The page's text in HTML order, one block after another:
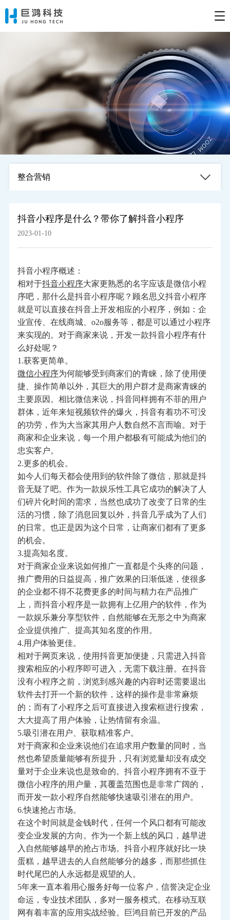
整合营销
抖音小程序是什么？带你了解抖音小程序
2023-01-10
抖音小程序概述：
相对于抖音小程序大家更熟悉的名字应该是微信小程
序吧，那什么是抖音小程序呢？顾名思义抖音小程序
就是可以直接在抖音上开发相应的小程序，例如：企
业宣传、在线商城、o2o服务等，都是可以通过小程序
来实现的。对于商家来说，开发一款抖音小程序有什
么好处呢？
1.获客更简单。
微信小程序为何能够受到商家们的青睐，除了使用便
捷、操作简单以外，其巨大的用户群才是商家青睐的
主要原因。相比微信来说，抖音同样拥有不菲的用户
群体，近年来短视频软件的爆火，抖音有着功不可没
的功劳，作为大当家其用户人数自然不言而喻。对于
商家和企业来说，每一个用户都极有可能成为他们的
忠实客户。
2.更多的机会。
如今人们每天都会使用到的软件除了微信，那就是抖
音无疑了吧。作为一款娱乐性工具它成功的解决了人
们碎片化时间的需求，当然也成功了改变了日常的生
活的习惯，除了消息回复以外，抖音几乎成为了人们
的日常。也正是因为这个日常，让商家们都有了更多
的机会。
3.提高知名度。
对于商家企业来说如何推广一直都是个头疼的问题，
推广费用的日益提高，推广效果的日渐低迷，使很多
的企业都不得不花费更多的时间与精力在产品推广
上，而抖音小程序是一款拥有上亿用户的软件，作为
一款娱乐兼分享型软件，自然能够在无形之中为商家
企业提供推广、提高其知名度的作用。
4.用户体验更佳。
相对于网页来说，使用抖音更加便捷，只需进入抖音
搜索相应的小程序即可进入，无需下载注册。在抖音
没有小程序之前，浏览到感兴趣的内容时还需要退出
软件去打开一个新的软件，这样的操作是非常麻烦
的；而有了小程序之后可直接进入搜索框进行搜索，
大大提高了用户体验，让热情留有余温。
5.吸引潜在用户、获取精准客户。
对于商家和企业来说他们在追求用户数量的同时，当
然也希望质量能够有所提升，只有浏览量却没有成交
量对于企业来说也是致命的。抖音小程序拥有不亚于
微信小程序的用户量，其覆盖范围也是非常广阔的，
而开发一款小程序自然能够快速吸引潜在的用户。
6.快速抢占市场。
在这个时间就是金钱时代，任何一个风口都有可能改
变企业发展的方向。作为一个新上线的风口，越早进
入自然能够越早的抢占市场。抖音小程序就好比一块
蛋糕，越早进去的人自然能够分的越多，而那些抓住
时代尾巴的人永远都是观望的人。
5年来一直本着用心服务好每一位客户，信誉决定企业
命运，专业技术团队，多对一服务模式。在移动互联
网有着丰富的应用实战经验。巨鸿目前已开发的产品